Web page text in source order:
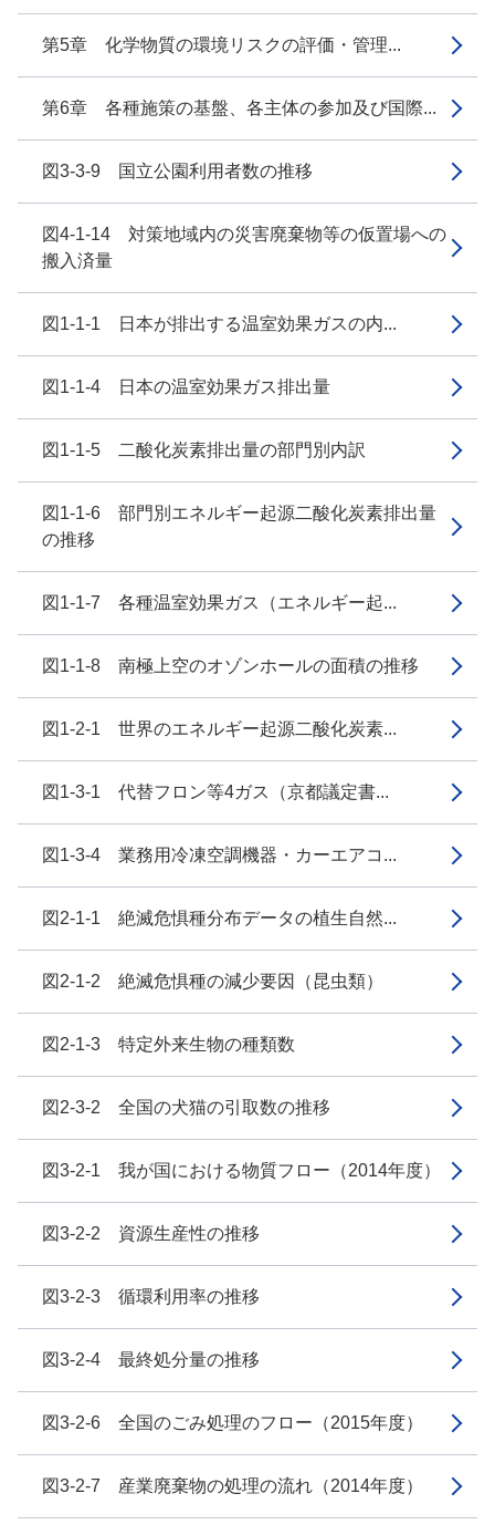
第5章 化学物質の環境リスクの評価・管理...
第6章 各種施策の基盤、各主体の参加及び国際...
図3-3-9 国立公園利用者数の推移
図4-1-14 対策地域内の災害廃棄物等の仮置場への
搬入済量
図1-1-1 日本が排出する温室効果ガスの内...
図1-1-4 日本の温室効果ガス排出量
図1-1-5 二酸化炭素排出量の部門別内訳
図1-1-6 部門別エネルギー起源二酸化炭素排出量
の推移
図1-1-7 各種温室効果ガス（エネルギー起...
図1-1-8 南極上空のオゾンホールの面積の推移
図1-2-1 世界のエネルギー起源二酸化炭素...
図1-3-1 代替フロン等4ガス（京都議定書...
図1-3-4 業務用冷凍空調機器・カーエアコ...
図2-1-1 絶滅危惧種分布データの植生自然...
図2-1-2 絶滅危惧種の減少要因（昆虫類）
図2-1-3 特定外来生物の種類数
図2-3-2 全国の犬猫の引取数の推移
図3-2-1 我が国における物質フロー（2014年度）
図3-2-2 資源生産性の推移
図3-2-3 循環利用率の推移
図3-2-4 最終処分量の推移
図3-2-6 全国のごみ処理のフロー（2015年度）
図3-2-7 産業廃棄物の処理の流れ（2014年度）